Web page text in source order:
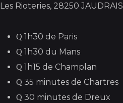
Les Rioteries, 28250 JAUDRAIS
1h30 de Paris
1h30 du Mans
1h15 de Champlan
35 minutes de Chartres
30 minutes de Dreux